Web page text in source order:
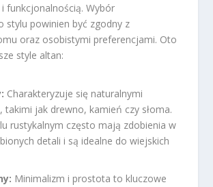
funkcjonalnością. Wybór
stylu powinien być zgodny z
oraz osobistymi preferencjami. Oto
style altan:
Charakteryzuje się naturalnymi
takimi jak drewno, kamień czy słoma.
rustykalnym często mają zdobienia w
detali i są idealne do wiejskich
Minimalizm i prostota to kluczowe